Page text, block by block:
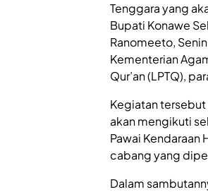
Tenggara yang
Bupati Konawe
Ranomeeto,
Kementerian
Qur’an (LPTQ),
Kegiatan
akan mengikuti
Pawai Kendaraan
cabang yang
Dalam